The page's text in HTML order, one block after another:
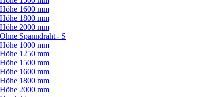
Höhe 1600 mm
Höhe 1800 mm
Höhe 2000 mm
Ohne Spanndraht - S
Höhe 1000 mm
Höhe 1250 mm
Höhe 1500 mm
Höhe 1600 mm
Höhe 1800 mm
Höhe 2000 mm